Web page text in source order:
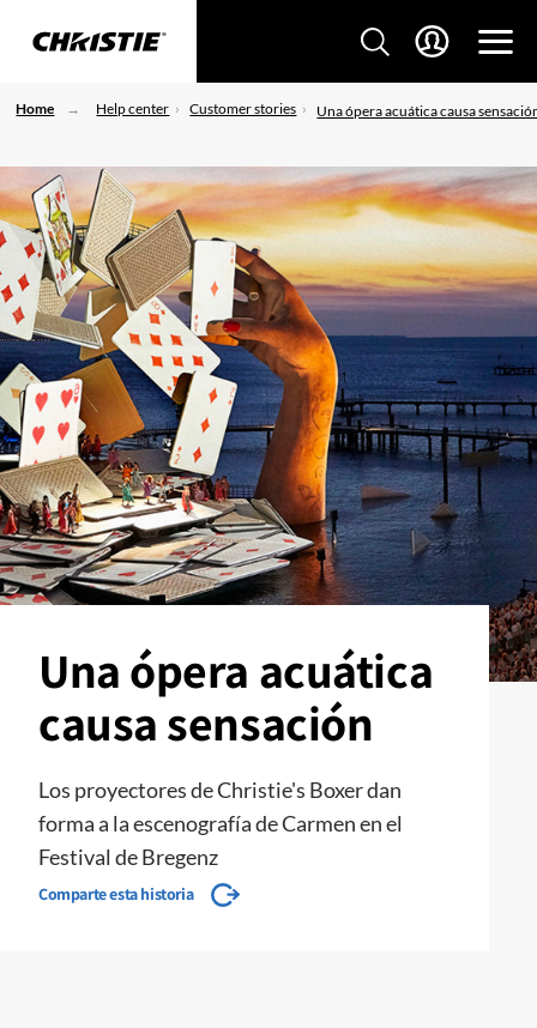
Home Help center Customer stories Una ópera acuática causa
Una ópera acuática
causa sensación
Los proyectores de Christie's Boxer dan
forma a la escenografía de Carmen en el
Festival de Bregenz
Comparte esta historia